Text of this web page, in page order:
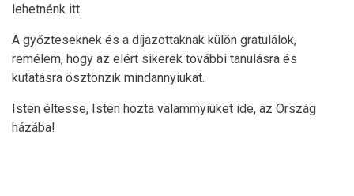
lehetnénk itt.
A győzteseknek és a díjazottaknak külön gratulálok,
remélem, hogy az elért sikerek további tanulásra és
kutatásra ösztönzik mindannyiukat.
Isten éltesse, Isten hozta valammyiüket ide, az Ország
házába!